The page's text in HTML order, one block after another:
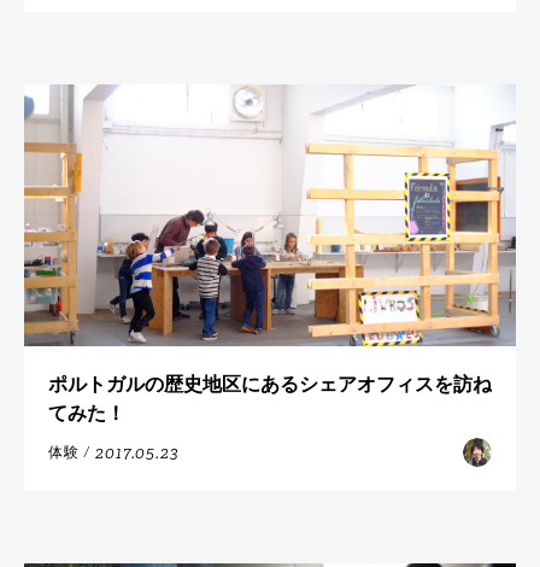
ポルトガルの歴史地区にあるシェアオフィスを訪ね
てみた！
体験 / 2017.05.23